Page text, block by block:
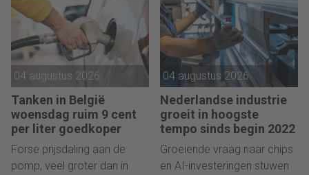
04 augustus 2026
Tanken in België
woensdag ruim 9 cent
per liter goedkoper
Forse prijsdaling aan de
pomp, veel groter dan in
04 augustus 2026
Nederlandse industrie
groeit in hoogste
tempo sinds begin 2022
Groeiende vraag naar chips
en AI-investeringen stuwen